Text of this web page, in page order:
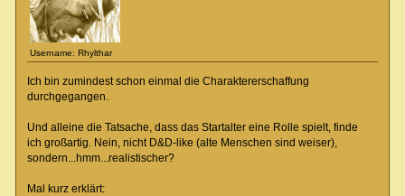
Username: Rhylthar
Ich bin zumindest schon einmal die Charaktererschaffung
durchgegangen.
Und alleine die Tatsache, dass das Startalter eine Rolle spielt, finde
ich großartig. Nein, nicht D&D-like (alte Menschen sind weiser),
sondern...hmm...realistischer?
Mal kurz erklärt: